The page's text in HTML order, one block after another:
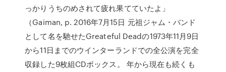
っかりうちのめされて疲れ果てていたよ」
（Gaiman, p. 2016年7月15日 元祖ジャム・バンド
として名を馳せたGreateful Deadの1973年11月9日
から11日までのウインターランドでの全公演を完全
収録した9枚組CDボックス。 年から現在も続くも